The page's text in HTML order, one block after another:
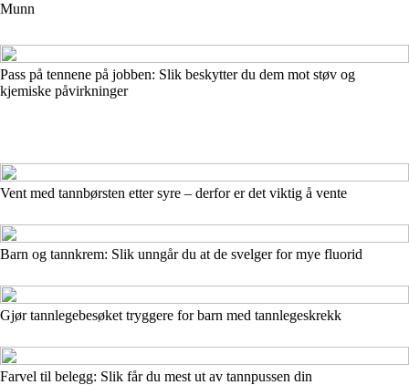
Munn
Pass på tennene på jobben: Slik beskytter du dem mot støv og
kjemiske påvirkninger
Vent med tannbørsten etter syre – derfor er det viktig å vente
Barn og tannkrem: Slik unngår du at de svelger for mye fluorid
Gjør tannlegebesøket tryggere for barn med tannlegeskrekk
Farvel til belegg: Slik får du mest ut av tannpussen din